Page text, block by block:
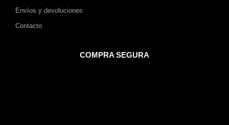
Envíos y devoluciones
Contacto
COMPRA SEGURA